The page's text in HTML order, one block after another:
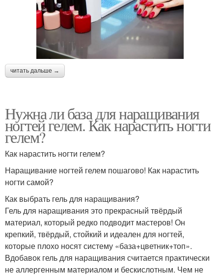
читать дальше →
Нужна ли база для наращивания
ногтей гелем. Как нарастить ногти
гелем?
Как нарастить ногти гелем?
Наращивание ногтей гелем пошагово! Как нарастить
ногти самой?
Как выбрать гель для наращивания?
Гель для наращивания это прекрасный твёрдый
материал, который редко подводит мастеров! Он
крепкий, твёрдый, стойкий и идеален для ногтей,
которые плохо носят систему «база+цветник+топ».
Вдобавок гель для наращивания считается практически
не аллергенным материалом и бескислотным. Чем не